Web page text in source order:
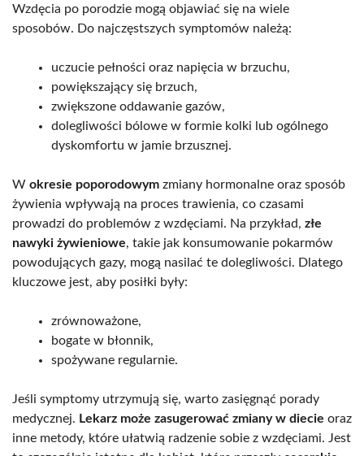
Wzdęcia po porodzie mogą objawiać się na wiele
sposobów. Do najczęstszych symptomów należą:
uczucie pełności oraz napięcia w brzuchu,
powiększający się brzuch,
zwiększone oddawanie gazów,
dolegliwości bólowe w formie kolki lub ogólnego
dyskomfortu w jamie brzusznej.
W okresie poporodowym zmiany hormonalne oraz sposób
żywienia wpływają na proces trawienia, co czasami
prowadzi do problemów z wzdęciami. Na przykład, złe
nawyki żywieniowe, takie jak konsumowanie pokarmów
powodujących gazy, mogą nasilać te dolegliwości. Dlatego
kluczowe jest, aby posiłki były:
zrównoważone,
bogate w błonnik,
spożywane regularnie.
Jeśli symptomy utrzymują się, warto zasięgnąć porady
medycznej. Lekarz może zasugerować zmiany w diecie oraz
inne metody, które ułatwią radzenie sobie z wzdęciami. Jest